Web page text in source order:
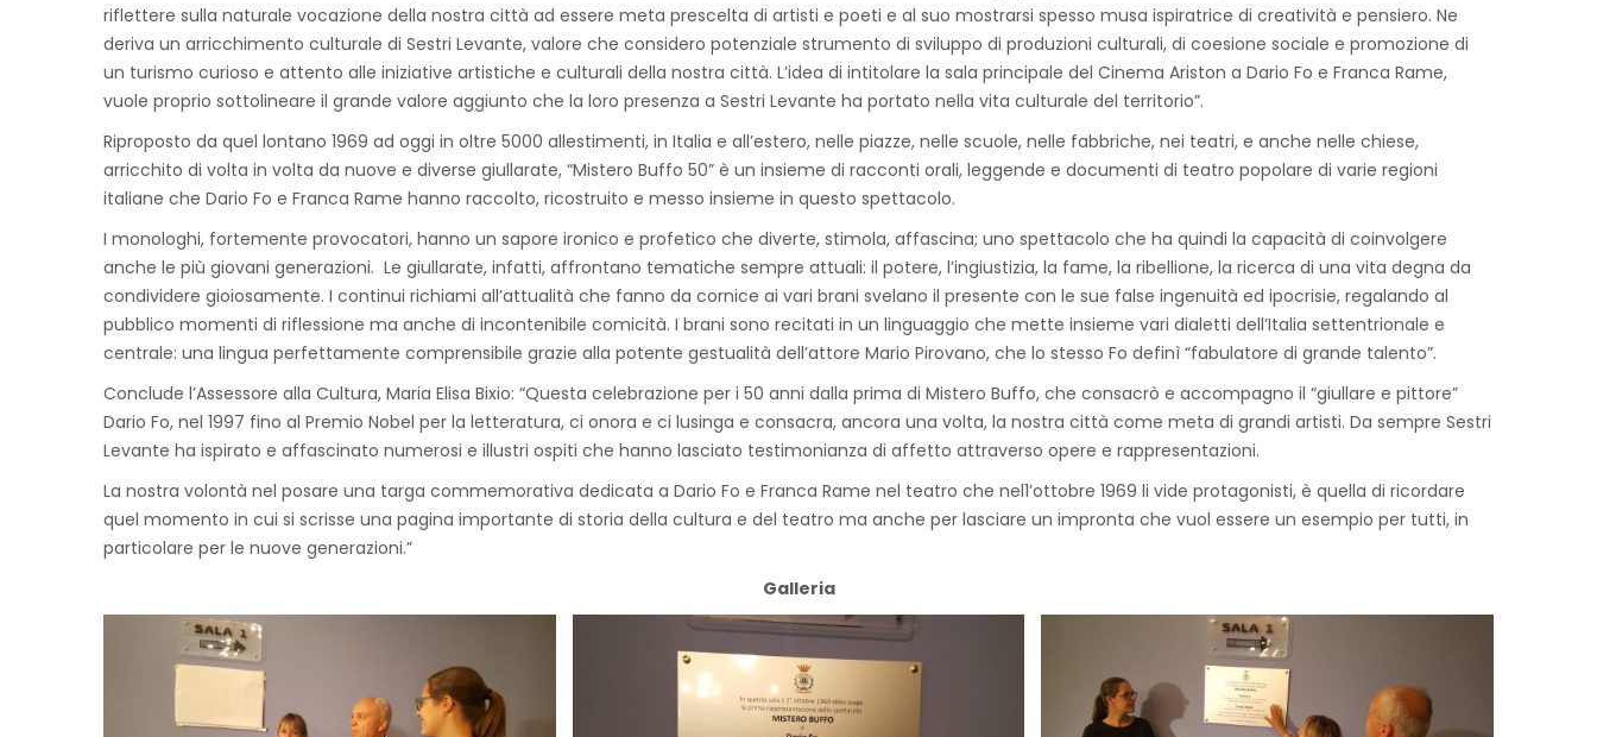
riflettere sulla naturale vocazione della nostra città ad essere meta prescelta di artisti e poeti e al suo mostrarsi spesso musa ispiratrice di creatività e pensiero. Ne
deriva un arricchimento culturale di Sestri Levante, valore che considero potenziale strumento di sviluppo di produzioni culturali, di coesione sociale e promozione di
un turismo curioso e attento alle iniziative artistiche e culturali della nostra città. L’idea di intitolare la sala principale del Cinema Ariston a Dario Fo e Franca Rame,
vuole proprio sottolineare il grande valore aggiunto che la loro presenza a Sestri Levante ha portato nella vita culturale del territorio”.
Riproposto da quel lontano 1969 ad oggi in oltre 5000 allestimenti, in Italia e all’estero, nelle piazze, nelle scuole, nelle fabbriche, nei teatri, e anche nelle chiese,
arricchito di volta in volta da nuove e diverse giullarate, “Mistero Buffo 50” è un insieme di racconti orali, leggende e documenti di teatro popolare di varie regioni
italiane che Dario Fo e Franca Rame hanno raccolto, ricostruito e messo insieme in questo spettacolo.
I monologhi, fortemente provocatori, hanno un sapore ironico e profetico che diverte, stimola, affascina; uno spettacolo che ha quindi la capacità di coinvolgere
anche le più giovani generazioni. Le giullarate, infatti, affrontano tematiche sempre attuali: il potere, l’ingiustizia, la fame, la ribellione, la ricerca di una vita degna da
condividere gioiosamente. I continui richiami all’attualità che fanno da cornice ai vari brani svelano il presente con le sue false ingenuità ed ipocrisie, regalando al
pubblico momenti di riflessione ma anche di incontenibile comicità. I brani sono recitati in un linguaggio che mette insieme vari dialetti dell’Italia settentrionale e
centrale: una lingua perfettamente comprensibile grazie alla potente gestualità dell’attore Mario Pirovano, che lo stesso Fo definì “fabulatore di grande talento”.
Conclude l’Assessore alla Cultura, Maria Elisa Bixio: “Questa celebrazione per i 50 anni dalla prima di Mistero Buffo, che consacrò e accompagno il “giullare e pittore”
Dario Fo, nel 1997 fino al Premio Nobel per la letteratura, ci onora e ci lusinga e consacra, ancora una volta, la nostra città come meta di grandi artisti. Da sempre Sestri
Levante ha ispirato e affascinato numerosi e illustri ospiti che hanno lasciato testimonianza di affetto attraverso opere e rappresentazioni.
La nostra volontà nel posare una targa commemorativa dedicata a Dario Fo e Franca Rame nel teatro che nel1’ottobre 1969 li vide protagonisti, è quella di ricordare
quel momento in cui si scrisse una pagina importante di storia della cultura e del teatro ma anche per lasciare un impronta che vuol essere un esempio per tutti, in
particolare per le nuove generazioni.”
Galleria